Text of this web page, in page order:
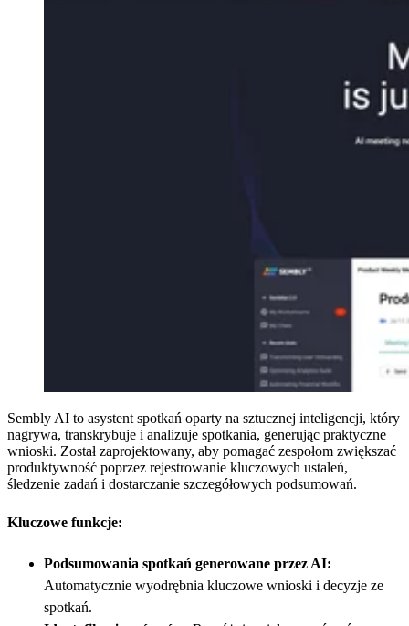
Sembly AI to asystent spotkań oparty na sztucznej inteligencji, który
nagrywa, transkrybuje i analizuje spotkania, generując praktyczne
wnioski. Został zaprojektowany, aby pomagać zespołom zwiększać
produktywność poprzez rejestrowanie kluczowych ustaleń,
śledzenie zadań i dostarczanie szczegółowych podsumowań.
Kluczowe funkcje:
Podsumowania spotkań generowane przez AI:
Automatycznie wyodrębnia kluczowe wnioski i decyzje ze
spotkań.